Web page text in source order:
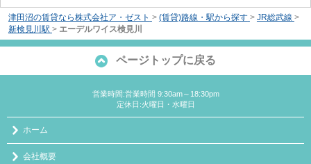
津田沼の賃貸なら株式会社ア・ゼスト > (賃貸)路線・駅から探す > JR総武線 >
新検見川駅 > エーデルワイス検見川
ページトップに戻る
営業時間:営業時間 9:30am～18:30pm
定休日:火曜日・水曜日
ホーム
会社概要